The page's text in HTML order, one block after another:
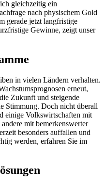
gleichzeitig ein
nach physischem Gold
gerade jetzt langfristige
Gewinne, zeigt unser
in vielen Ländern verhalten.
erneut,
Zukunft und steigende
Stimmung. Doch nicht überall
einige Volkswirtschaften mit
mit bemerkenswerter
besonders auffallen und
werden, erfahren Sie im